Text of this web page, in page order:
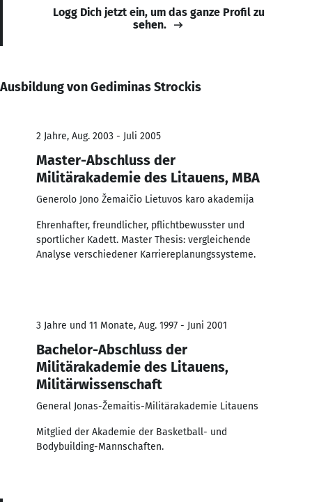
Logg Dich jetzt ein, um das ganze Profil zu
sehen.
Ausbildung von Gediminas Strockis
2 Jahre, Aug. 2003 - Juli 2005
Master-Abschluss der
Militärakademie des Litauens, MBA
Generolo Jono Žemaičio Lietuvos karo akademija
Ehrenhafter, freundlicher, pflichtbewusster und
sportlicher Kadett. Master Thesis: vergleichende
Analyse verschiedener Karriereplanungssysteme.
3 Jahre und 11 Monate, Aug. 1997 - Juni 2001
Bachelor-Abschluss der
Militärakademie des Litauens,
Militärwissenschaft
General Jonas-Žemaitis-Militärakademie Litauens
Mitglied der Akademie der Basketball- und
Bodybuilding-Mannschaften.